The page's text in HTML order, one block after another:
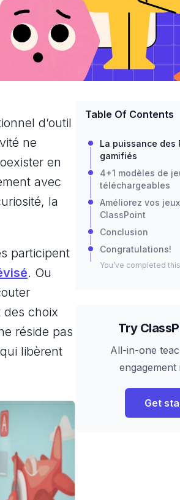
d’outil
ne
en
avec
la
participent
. Ou
des choix
réside pas
libèrent
Table Of Contents
La puissance des
gamifiés
4+1 modèles de
téléchargeables
Améliorez vos
ClassPoint
Conclusion
Congratulations!
You’ve completed
Try
All-in-one
Get